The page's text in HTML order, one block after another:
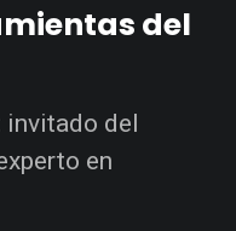
del
invitado del
en